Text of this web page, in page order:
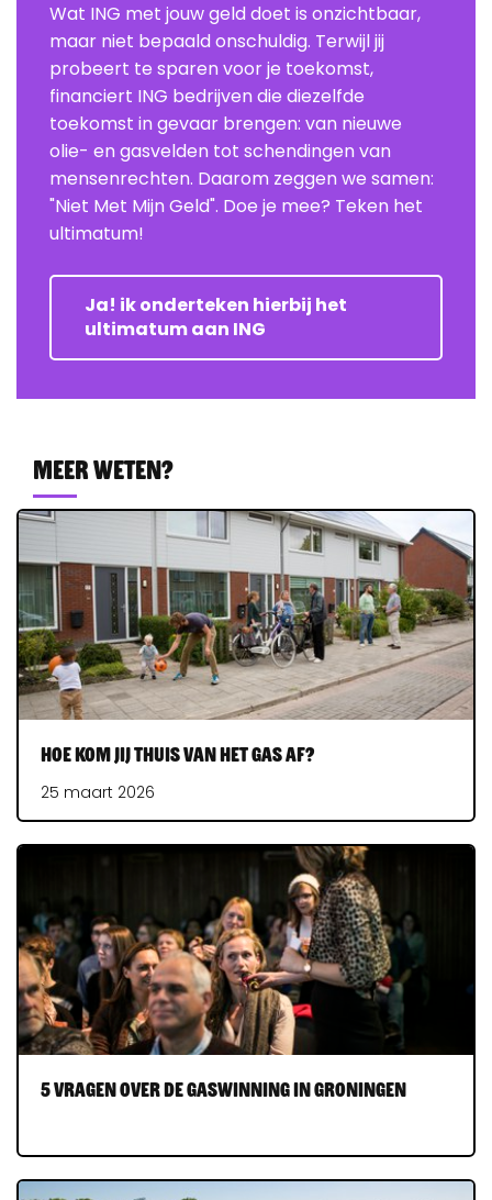
Wat ING met jouw geld doet is onzichtbaar,
maar niet bepaald onschuldig. Terwijl jij
probeert te sparen voor je toekomst,
financiert ING bedrijven die diezelfde
toekomst in gevaar brengen: van nieuwe
olie- en gasvelden tot schendingen van
mensenrechten. Daarom zeggen we samen:
"Niet Met Mijn Geld". Doe je mee? Teken het
ultimatum!
Ja! ik onderteken hierbij het
ultimatum aan ING
Meer weten?
Hoe kom jij thuis van het gas af?
25 maart 2026
5 vragen over de gaswinning in Groningen